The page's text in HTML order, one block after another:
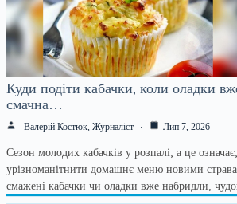
Куди подіти кабачки, коли оладки
смачна…
Валерій Костюк, Журналіст Лип 7, 2026
Сезон молодих кабачків у розпалі, а це
урізноманітнити домашнє меню новими
смажені кабачки чи оладки вже набридли,